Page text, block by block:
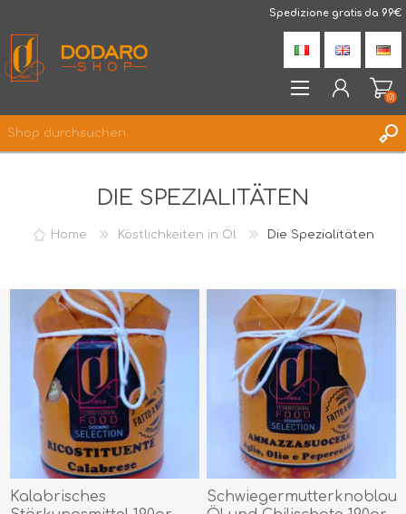
Spedizione gratis da 99€
ANMELDEN
(0)
DIE SPEZIALITÄTEN
Home Köstlichkeiten in Öl Die Spezialitäten
Kalabrisches